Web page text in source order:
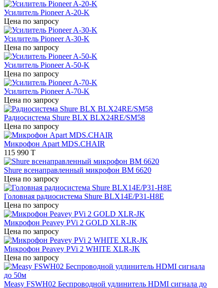
Усилитель Pioneer A-20-K
Цена по запросу
Усилитель Pioneer A-30-K
Цена по запросу
Усилитель Pioneer A-50-K
Цена по запросу
Усилитель Pioneer A-70-K
Цена по запросу
Радиосистема Shure BLX BLX24RE/SM58
Цена по запросу
Микрофон Apart MDS.CHAIR
115 990 T
Shure всенаправленный микрофон BM 6620
Цена по запросу
Головная радиосистема Shure BLX14E/P31-H8E
Цена по запросу
Микрофон Peavey PVi 2 GOLD XLR-JK
Цена по запросу
Микрофон Peavey PVi 2 WHITE XLR-JK
Цена по запросу
Measy FSWH02 Беспроводной удлинитель HDMI сигнала до